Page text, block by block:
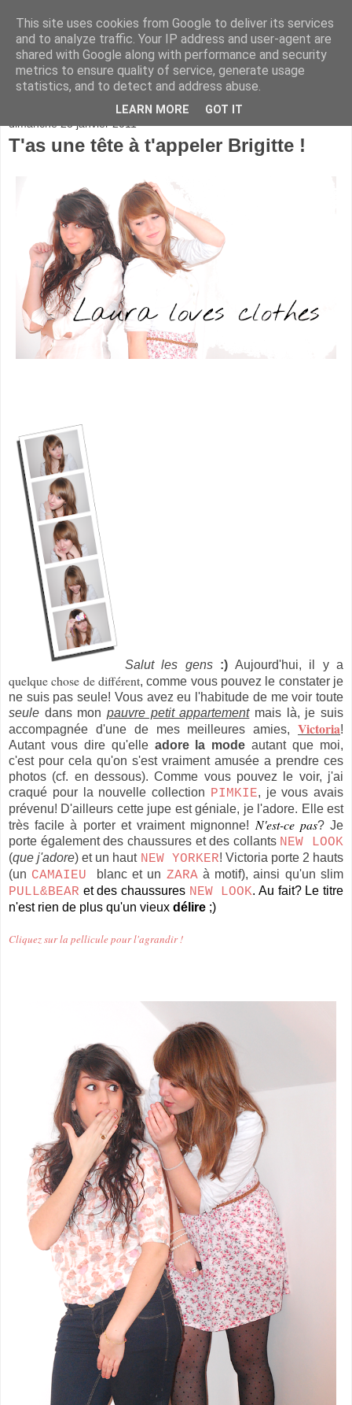
dimanche 23 janvier 2011
T'as une tête à t'appeler Brigitte !
Salut les gens :) Aujourd'hui, il y a
quelque chose de différent, comme vous pouvez le constater je
ne suis pas seule! Vous avez eu l'habitude de me voir toute
seule dans mon pauvre petit appartement mais là, je suis
accompagnée d'une de mes meilleures amies, Victoria!
Autant vous dire qu'elle adore la mode autant que moi,
c'est pour cela qu'on s'est vraiment amusée a prendre ces
photos (cf. en dessous). Comme vous pouvez le voir, j'ai
craqué pour la nouvelle collection PIMKIE, je vous avais
prévenu! D'ailleurs cette jupe est géniale, je l'adore. Elle est
très facile à porter et vraiment mignonne! N'est-ce pas? Je
porte également des chaussures et des collants NEW LOOK
(que j'adore) et un haut NEW YORKER! Victoria porte 2 hauts
(un CAMAIEU blanc et un ZARA à motif), ainsi qu'un slim
PULL&BEAR et des chaussures NEW LOOK. Au fait? Le titre
n'est rien de plus qu'un vieux délire ;)
Cliquez sur la pellicule pour l'agrandir !
This site uses cookies from Google to deliver its services
and to analyze traffic. Your IP address and user-agent are
shared with Google along with performance and security
metrics to ensure quality of service, generate usage
statistics, and to detect and address abuse.
LEARN MORE GOT IT